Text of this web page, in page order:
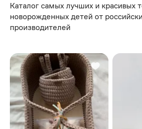
Каталог самых лучших и красивых
новорожденных детей от
производителей